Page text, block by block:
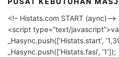
<!– Histats.com START (aync)–>
<script type=”text/
_Hasync.push([‘Histats.start’,
_Hasync.push([‘Histats.fasi’, ‘1’]);